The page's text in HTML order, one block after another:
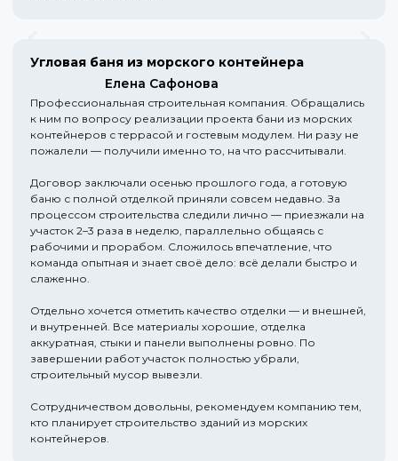
Угловая баня из морского контейнера
Елена Сафонова
Профессиональная строительная компания. Обращались
к ним по вопросу реализации проекта бани из морских
контейнеров с террасой и гостевым модулем. Ни разу не
пожалели — получили именно то, на что рассчитывали.
Договор заключали осенью прошлого года, а готовую
баню с полной отделкой приняли совсем недавно. За
процессом строительства следили лично — приезжали на
участок 2–3 раза в неделю, параллельно общаясь с
рабочими и прорабом. Сложилось впечатление, что
команда опытная и знает своё дело: всё делали быстро и
слаженно.
Отдельно хочется отметить качество отделки — и внешней,
и внутренней. Все материалы хорошие, отделка
аккуратная, стыки и панели выполнены ровно. По
завершении работ участок полностью убрали,
строительный мусор вывезли.
Сотрудничеством довольны, рекомендуем компанию тем,
кто планирует строительство зданий из морских
контейнеров.